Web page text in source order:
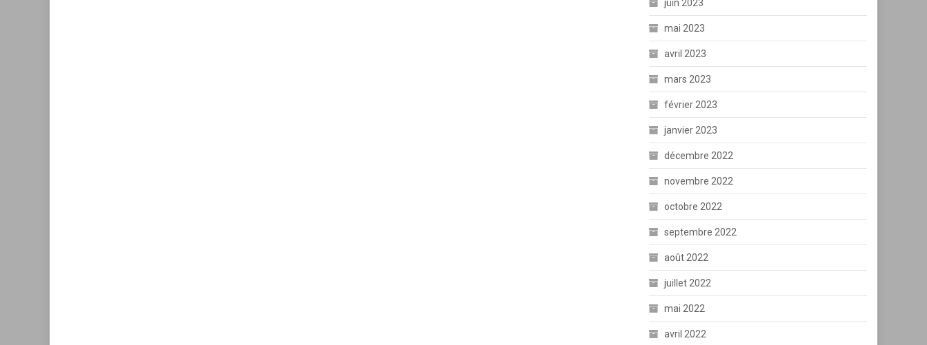
juin 2023
mai 2023
avril 2023
mars 2023
février 2023
janvier 2023
décembre 2022
novembre 2022
octobre 2022
septembre 2022
août 2022
juillet 2022
mai 2022
avril 2022